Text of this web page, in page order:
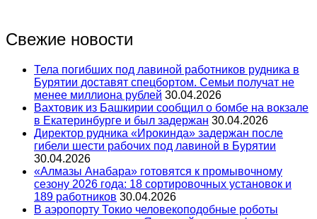
Свежие новости
Тела погибших под лавиной работников рудника в
Бурятии доставят спецбортом. Семьи получат не
менее миллиона рублей 30.04.2026
Вахтовик из Башкирии сообщил о бомбе на вокзале
в Екатеринбурге и был задержан 30.04.2026
Директор рудника «Ирокинда» задержан после
гибели шести рабочих под лавиной в Бурятии
30.04.2026
«Алмазы Анабара» готовятся к промывочному
сезону 2026 года: 18 сортировочных установок и
189 работников 30.04.2026
В аэропорту Токио человекоподобные роботы